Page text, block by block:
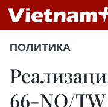
ПОЛИТИКА
66-NQ/